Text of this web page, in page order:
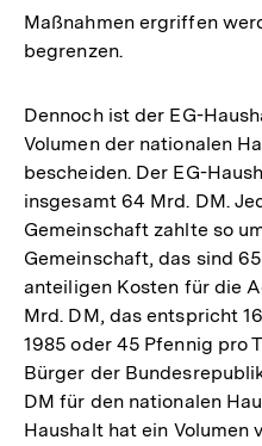
Maßnahmen ergriffen
begrenzen.
Dennoch ist der EG-
Volumen der nationalen
bescheiden. Der EG-
insgesamt 64 Mrd. DM.
Gemeinschaft zahlte so
Gemeinschaft, das sind
anteiligen Kosten für die
Mrd. DM, das entspricht
1985 oder 45 Pfennig pro
Bürger der
DM für den nationalen
Haushalt hat ein Volumen